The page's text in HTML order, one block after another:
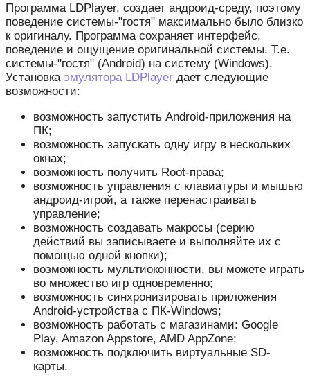
Программа LDPlayer, создает андроид-среду, поэтому
поведение системы-"гостя" максимально было близко
к оригиналу. Программа сохраняет интерфейс,
поведение и ощущение оригинальной системы. Т.е.
системы-"гостя" (Android) на систему (Windows).
Установка эмулятора LDPlayer дает следующие
возможности:
возможность запустить Android-приложения на
ПК;
возможность запускать одну игру в нескольких
окнах;
возможность получить Root-права;
возможность управления с клавиатуры и мышью
андроид-игрой, а также перенастраивать
управление;
возможность создавать макросы (серию
действий вы записываете и выполняйте их с
помощью одной кнопки);
возможность мультиоконности, вы можете играть
во множество игр одновременно;
возможность синхронизировать приложения
Android-устройства с ПК-Windows;
возможность работать с магазинами: Google
Play, Amazon Appstore, AMD AppZone;
возможность подключить виртуальные SD-
карты.